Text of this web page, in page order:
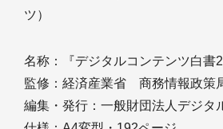
ツ）
名称：『デジタルコンテンツ白書
監修：経済産業省 商務情報政策
編集・発行：一般財団法人デジタ